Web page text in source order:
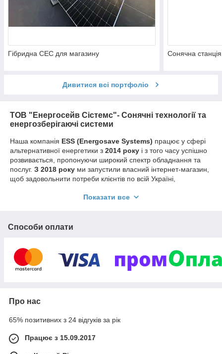
Гібридна СЕС для магазину Сонячна
Дивитися всі портфоліо
ТОВ "Енергосейв Сістемс"- Сонячні технології та
енергозберігаючі системи
Наша компанія ESS (Energosave Systems) працює у сфері
альтернативної енергетики з 2014 року і з того часу успішно
розвивається, пропонуючи широкий спектр обладнання та
послуг. З 2018 року ми запустили власний інтернет-магазин,
щоб задовольнити потреби клієнтів по всій Україні,
У нашому каталозі ви знайдете все необхідне для
цілому:
потужності;
Портативні зарядні станції ,інвертори для СЕС ,
інвертори
Теплові насоси,баки для нагрівання води
Компактні
Показати все
Способи оплати
Про нас
65% позитивних з 24 відгуків за рік
Працює з 15.09.2017